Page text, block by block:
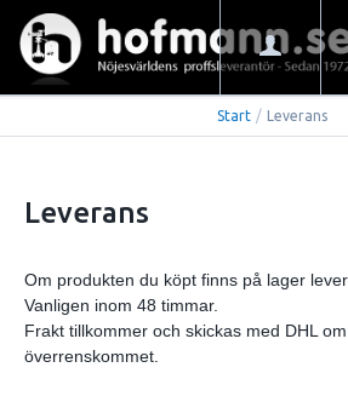
Start / Leverans
Leverans
Om produkten du köpt finns på lager
Vanligen inom 48 timmar.
Frakt tillkommer och skickas med DHL
överrenskommet.